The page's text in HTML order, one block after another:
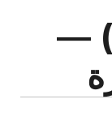
والمعلمين (LTD) ―